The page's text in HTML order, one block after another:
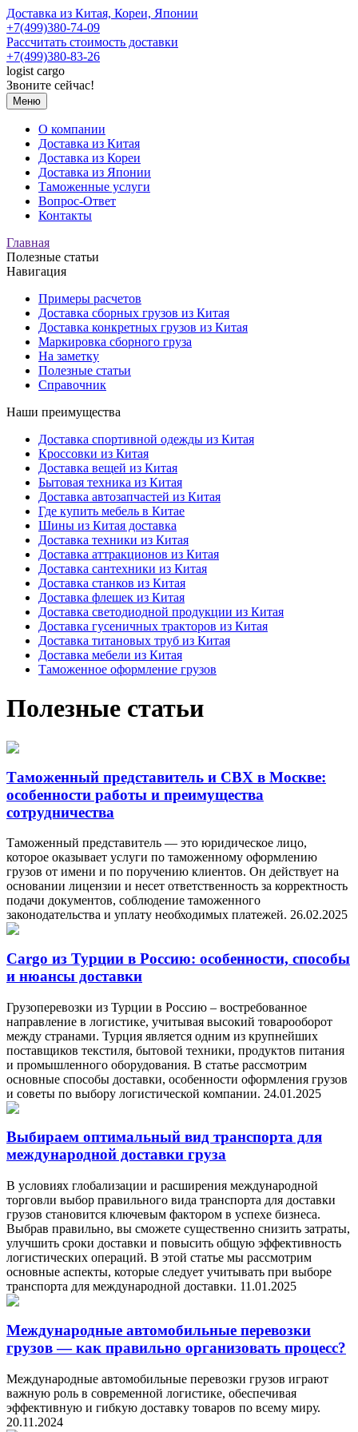
Доставка из Китая, Кореи, Японии
+7(499)380-74-09
Рассчитать стоимость доставки
+7(499)380-83-26
logist cargo
Звоните сейчас!
Меню
О компании
Доставка из Китая
Доставка из Кореи
Доставка из Японии
Таможенные услуги
Вопрос-Ответ
Контакты
Главная
Полезные статьи
Навигация
Примеры расчетов
Доставка сборных грузов из Китая
Доставка конкретных грузов из Китая
Маркировка сборного груза
На заметку
Полезные статьи
Справочник
Наши преимущества
Доставка спортивной одежды из Китая
Кроссовки из Китая
Доставка вещей из Китая
Бытовая техника из Китая
Доставка автозапчастей из Китая
Где купить мебель в Китае
Шины из Китая доставка
Доставка техники из Китая
Доставка аттракционов из Китая
Доставка сантехники из Китая
Доставка станков из Китая
Доставка флешек из Китая
Доставка светодиодной продукции из Китая
Доставка гусеничных тракторов из Китая
Доставка титановых труб из Китая
Доставка мебели из Китая
Таможенное оформление грузов
Полезные статьи
Таможенный представитель и СВХ в Москве:
особенности работы и преимущества
сотрудничества
Таможенный представитель — это юридическое лицо,
которое оказывает услуги по таможенному оформлению
грузов от имени и по поручению клиентов. Он действует на
основании лицензии и несет ответственность за корректность
подачи документов, соблюдение таможенного
законодательства и уплату необходимых платежей. 26.02.2025
Cargo из Турции в Россию: особенности, способы
и нюансы доставки
Грузоперевозки из Турции в Россию – востребованное
направление в логистике, учитывая высокий товарооборот
между странами. Турция является одним из крупнейших
поставщиков текстиля, бытовой техники, продуктов питания
и промышленного оборудования. В статье рассмотрим
основные способы доставки, особенности оформления грузов
и советы по выбору логистической компании. 24.01.2025
Выбираем оптимальный вид транспорта для
международной доставки груза
В условиях глобализации и расширения международной
торговли выбор правильного вида транспорта для доставки
грузов становится ключевым фактором в успехе бизнеса.
Выбрав правильно, вы сможете существенно снизить затраты,
улучшить сроки доставки и повысить общую эффективность
логистических операций. В этой статье мы рассмотрим
основные аспекты, которые следует учитывать при выборе
транспорта для международной доставки. 11.01.2025
Международные автомобильные перевозки
грузов — как правильно организовать процесс?
Международные автомобильные перевозки грузов играют
важную роль в современной логистике, обеспечивая
эффективную и гибкую доставку товаров по всему миру.
20.11.2024